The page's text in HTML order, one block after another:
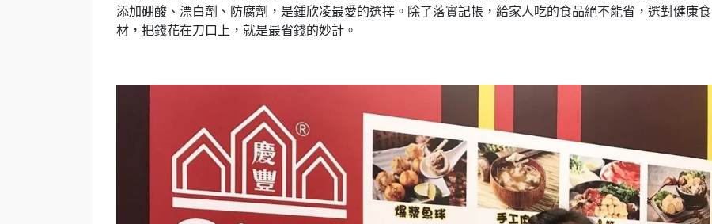
添加硼酸、漂白劑、防腐劑，是鍾欣凌最愛的選擇。除了落實記帳，給家人吃的食品絕不能省，選對健康食
材，把錢花在刀口上，就是最省錢的妙計。